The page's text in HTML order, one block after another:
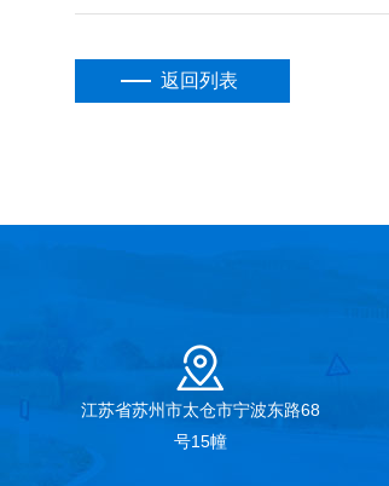
返回列表
江苏省苏州市太仓市宁波东路68
号15幢